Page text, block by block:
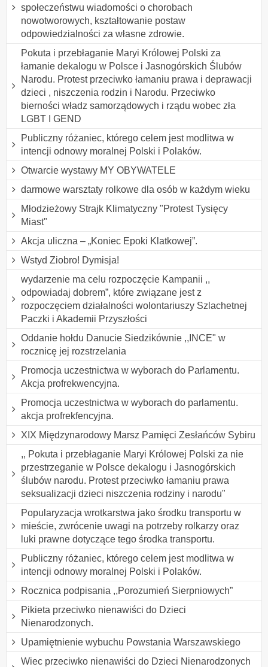
społeczeństwu wiadomości o chorobach
nowotworowych, kształtowanie postaw
odpowiedzialności za własne zdrowie.
Pokuta i przebłaganie Maryi Królowej Polski za
łamanie dekalogu w Polsce i Jasnogórskich Ślubów
Narodu. Protest przeciwko łamaniu prawa i deprawacji
dzieci , niszczenia rodzin i Narodu. Przeciwko
bierności władz samorządowych i rządu wobec zła
LGBT I GEND
Publiczny różaniec, którego celem jest modlitwa w
intencji odnowy moralnej Polski i Polaków.
Otwarcie wystawy MY OBYWATELE
darmowe warsztaty rolkowe dla osób w każdym wieku
Młodzieżowy Strajk Klimatyczny "Protest Tysięcy
Miast"
Akcja uliczna – „Koniec Epoki Klatkowej”.
Wstyd Ziobro! Dymisja!
wydarzenie ma celu rozpoczęcie Kampanii ,,
odpowiadaj dobrem”, które związane jest z
rozpoczęciem działalności wolontariuszy Szlachetnej
Paczki i Akademii Przyszłości
Oddanie hołdu Danucie Siedzikównie ,,INCE" w
rocznicę jej rozstrzelania
Promocja uczestnictwa w wyborach do Parlamentu.
Akcja profrekwencyjna.
Promocja uczestnictwa w wyborach do parlamentu.
akcja profrekfencyjna.
XIX Międzynarodowy Marsz Pamięci Zesłańców Sybiru
,, Pokuta i przebłaganie Maryi Królowej Polski za nie
przestrzeganie w Polsce dekalogu i Jasnogórskich
ślubów narodu. Protest przeciwko łamaniu prawa
seksualizacji dzieci niszczenia rodziny i narodu"
Popularyzacja wrotkarstwa jako środku transportu w
mieście, zwrócenie uwagi na potrzeby rolkarzy oraz
luki prawne dotyczące tego środka transportu.
Publiczny różaniec, którego celem jest modlitwa w
intencji odnowy moralnej Polski i Polaków.
Rocznica podpisania ,,Porozumień Sierpniowych”
Pikieta przeciwko nienawiści do Dzieci
Nienarodzonych.
Upamiętnienie wybuchu Powstania Warszawskiego
Wiec przeciwko nienawiści do Dzieci Nienarodzonych